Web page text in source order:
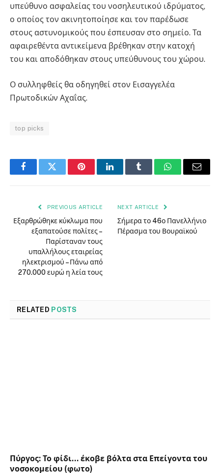
υπεύθυνο ασφαλείας του νοσηλευτικού ιδρύματος,
ο οποίος τον ακινητοποίησε και τον παρέδωσε
στους αστυνομικούς που έσπευσαν στο σημείο. Τα
αφαιρεθέντα αντικείμενα βρέθηκαν στην κατοχή
του και αποδόθηκαν στους υπεύθυνους του χώρου.
Ο συλληφθείς θα οδηγηθεί στον Εισαγγελέα
Πρωτοδικών Αχαΐας.
top picks
FacebookTwitter PinterestLinkedInTumblr WhatsAppEmail
PREVIOUS ARTICLE
Εξαρθρώθηκε κύκλωμα που
εξαπατούσε πολίτες –
Παρίσταναν τους
υπαλλήλους εταιρείας
ηλεκτρισμού – Πάνω από
270.000 ευρώ η λεία τους
NEXT ARTICLE
Σήμερα το 46ο Πανελλήνιο
Πέρασμα του Βουραϊκού
RELATED POSTS
Πύργος: Το φίδι… έκοβε βόλτα στα Επείγοντα του
νοσοκομείου (φωτο)